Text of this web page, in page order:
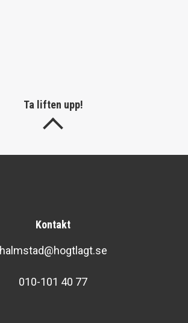
Ta liften upp!
Kontakt
halmstad@hogtlagt.se
010-101 40 77